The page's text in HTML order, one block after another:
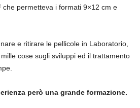
che permetteva i formati 9×12 cm e
e ritirare le pellicole in Laboratorio,
cose sugli sviluppi ed il trattamento
però una grande formazione.